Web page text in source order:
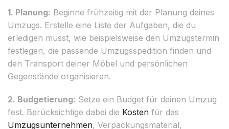
1. Planung: Beginne frühzeitig mit der Planung deines
Umzugs. Erstelle eine Liste der Aufgaben, die du
erledigen musst, wie beispielsweise den Umzugstermin
festlegen, die passende Umzugsspedition finden und
den Transport deiner Möbel und persönlichen
Gegenstände organisieren.
2. Budgetierung: Setze ein Budget für deinen Umzug
fest. Berücksichtige dabei die Kosten für das
Umzugsunternehmen, Verpackungsmaterial,